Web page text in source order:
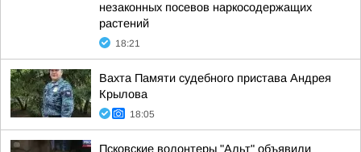
незаконных посевов наркосодержащих
растений
18:21
Вахта Памяти судебного пристава Андрея
Крылова
18:05
Псковские волонтеры "Альт" объявили